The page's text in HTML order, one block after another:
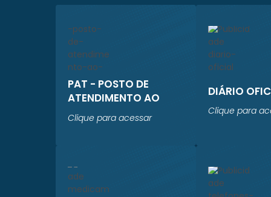
PAT - POSTO DE
ATENDIMENTO AO
TRABALHADOR
Clique para acessar
DIÁRIO
Clique para